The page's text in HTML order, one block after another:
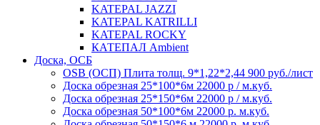
KATEPAL JAZZI
KATEPAL KATRILLI
KATEPAL ROCKY
КАТЕПАЛ Ambient
Доска, ОСБ
OSB (ОСП) Плита толщ. 9*1,22*2,44 900 руб./лист
Доска обрезная 25*100*6м 22000 р / м.куб.
Доска обрезная 25*150*6м 22000 р / м.куб.
Доска обрезная 50*100*6м 22000 р. м.куб.